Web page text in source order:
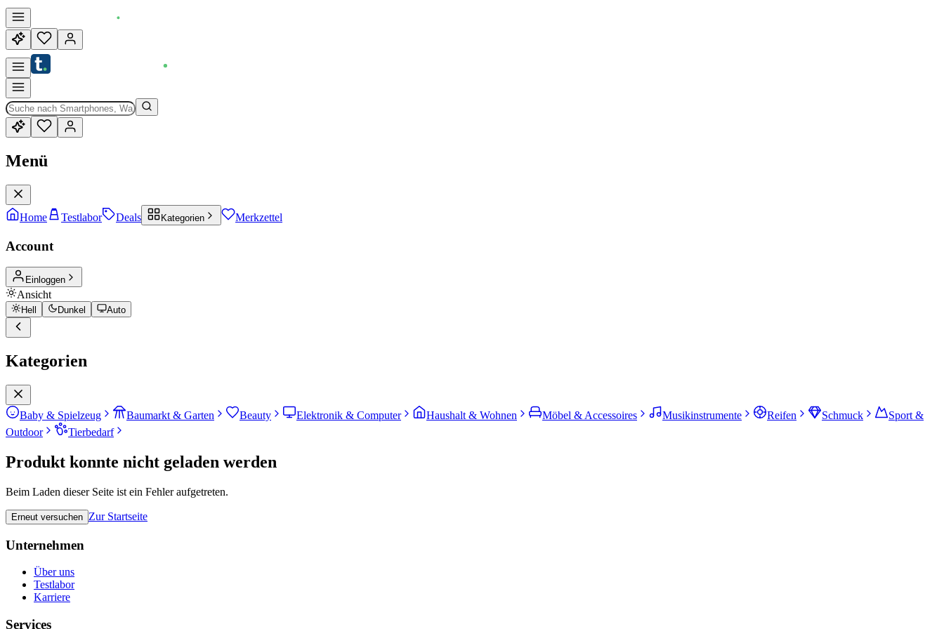
Menü
Home Testlabor Deals Kategorien Merkzettel
Account
Einloggen
Ansicht
Hell Dunkel Auto
Kategorien
Baby & Spielzeug Baumarkt & Garten Beauty Elektronik & Computer Haushalt & Wohnen Möbel & Accessoires Musikinstrumente Reifen Schmuck
Sport &
Outdoor
Tierbedarf
Produkt konnte nicht geladen werden
Beim Laden dieser Seite ist ein Fehler aufgetreten.
Erneut versuchen Zur Startseite
Unternehmen
Über uns
Testlabor
Karriere
Services